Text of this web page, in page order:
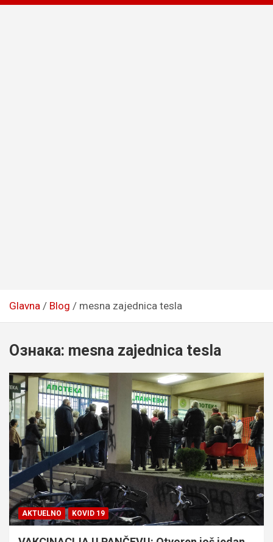
Glavna Blog mesna zajednica tesla
Ознака: mesna zajednica tesla
AKTUELNO KOVID 19